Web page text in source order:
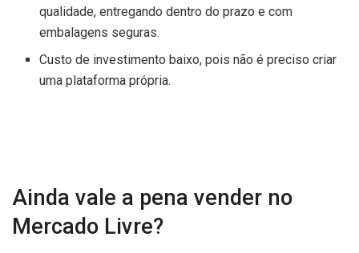
qualidade, entregando dentro do prazo e com
embalagens seguras.
Custo de investimento baixo, pois não é preciso criar
uma plataforma própria.
Ainda vale a pena vender no
Mercado Livre?